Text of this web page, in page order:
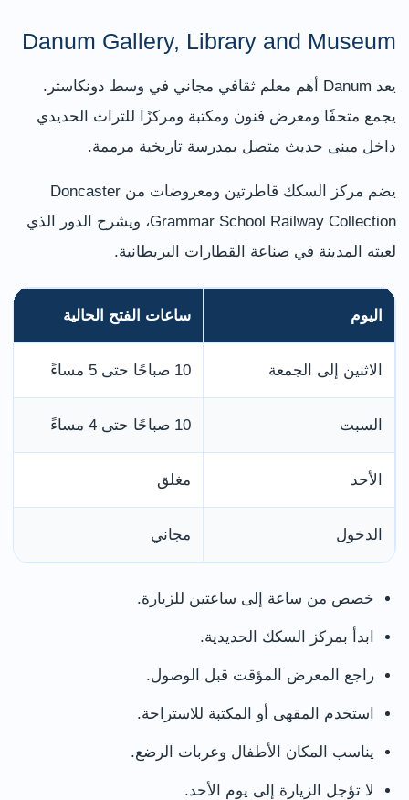
Danum Gallery, Library and Museum
يعد Danum أهم معلم ثقافي مجاني في وسط دونكاستر.
يجمع متحفًا ومعرض فنون ومكتبة ومركزًا للتراث الحديدي
داخل مبنى حديث متصل بمدرسة تاريخية مرممة.
يضم مركز السكك قاطرتين ومعروضات من Doncaster
Grammar School Railway Collection، ويشرح الدور الذي
لعبته المدينة في صناعة القطارات البريطانية.
اليوم ساعات الفتح الحالية
الاثنين إلى الجمعة 10 صباحًا حتى 5 مساءً
السبت 10 صباحًا حتى 4 مساءً
الأحد مغلق
الدخول مجاني
خصص من ساعة إلى ساعتين للزيارة.
ابدأ بمركز السكك الحديدية.
راجع المعرض المؤقت قبل الوصول.
استخدم المقهى أو المكتبة للاستراحة.
يناسب المكان الأطفال وعربات الرضع.
لا تؤجل الزيارة إلى يوم الأحد.